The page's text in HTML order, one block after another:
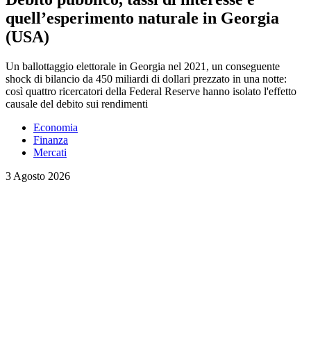
quell’esperimento naturale in Georgia
(USA)
Un ballottaggio elettorale in Georgia nel 2021, un conseguente
shock di bilancio da 450 miliardi di dollari prezzato in una notte:
così quattro ricercatori della Federal Reserve hanno isolato l'effetto
causale del debito sui rendimenti
Economia
Finanza
Mercati
3 Agosto 2026